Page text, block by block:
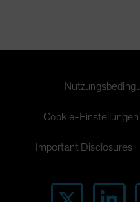
Cookie-Einstellungen
Important Disclosures